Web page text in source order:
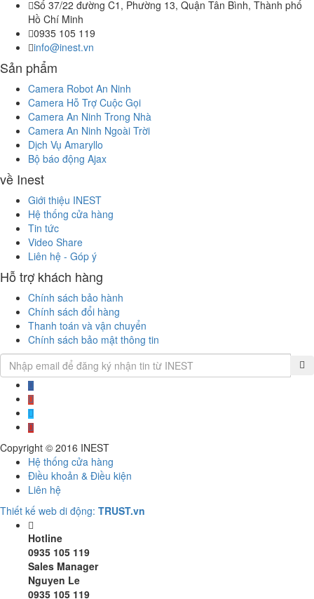
Số 37/22 đường C1, Phường 13, Quận Tân Bình, Thành phố
Hồ Chí Minh
0935 105 119
info@inest.vn
Sản phẩm
Camera Robot An Ninh
Camera Hỗ Trợ Cuộc Gọi
Camera An Ninh Trong Nhà
Camera An Ninh Ngoài Trời
Dịch Vụ Amaryllo
Bộ báo động Ajax
về Inest
Giới thiệu INEST
Hệ thống cửa hàng
Tin tức
Video Share
Liên hệ - Góp ý
Hỗ trợ khách hàng
Chính sách bảo hành
Chính sách đổi hàng
Thanh toán và vận chuyển
Chính sách bảo mật thông tin
Copyright © 2016 INEST
Hệ thống cửa hàng
Điều khoản & Điều kiện
Liên hệ
Thiết kế web di động: TRUST.vn
Hotline
0935 105 119
Sales Manager
Nguyen Le
0935 105 119